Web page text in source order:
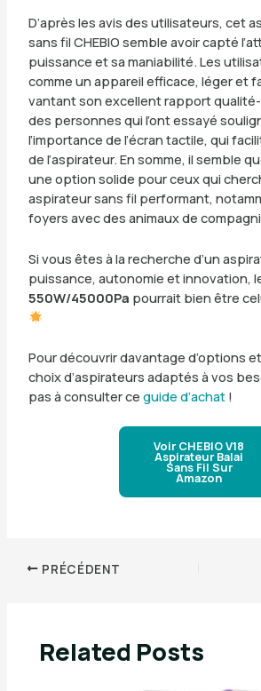
D’après les avis des utilisateurs, cet
sans fil CHEBIO semble avoir capté
puissance et sa maniabilité. Les
comme un appareil efficace, léger et
vantant son excellent rapport
des personnes qui l’ont essayé
l’importance de l’écran tactile, qui
de l’aspirateur. En somme, il semble
une option solide pour ceux qui
aspirateur sans fil performant,
foyers avec des animaux de
Si vous êtes à la recherche d’un
puissance, autonomie et innovation,
550W/45000Pa pourrait bien être
Pour découvrir davantage d’options
choix d’aspirateurs adaptés à vos
pas à consulter ce guide d’achat!
Voir CHEBIO V18
Aspirateur Balai
Sans Fil Sur
Amazon
PRÉCÉDENT
Related Posts